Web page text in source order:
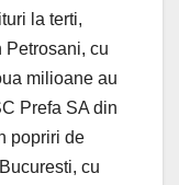
la terti,
cu
milioane au
Prefa SA din
popriri de
cu